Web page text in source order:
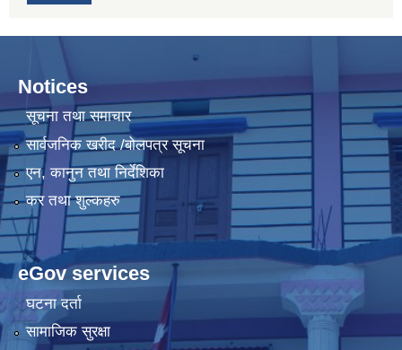
Notices
सूचना तथा समाचार
सार्वजनिक खरीद /बोलपत्र सूचना
एन, कानुन तथा निर्देशिका
कर तथा शुल्कहरु
eGov services
घटना दर्ता
सामाजिक सुरक्षा